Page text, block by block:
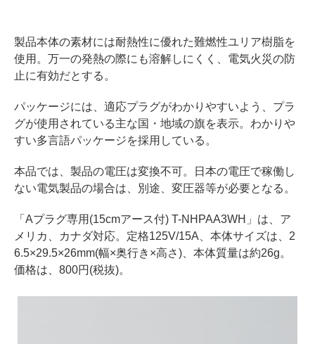
製品本体の素材には耐熱性に優れた難燃性ユリア樹脂を
使用。万一の発熱の際にも溶解しにくく、電気火災の防
止に有効だとする。
パッケージには、適応プラグがわかりやすいよう、プラ
グが使用されている主な国・地域の旗を表示。わかりや
すい多言語パッケージを採用している。
本品では、製品の電圧は変換不可。日本の電圧で稼働し
ない電気製品の場合は、別途、変圧器等が必要となる。
「Aプラグ専用(15cmアース付) T-NHPAA3WH」は、ア
メリカ、カナダ対応。定格125V/15A、本体サイズは、2
6.5×29.5×26mm(幅×奥行き×高さ)、本体質量は約26g。
価格は、800円(税抜)。